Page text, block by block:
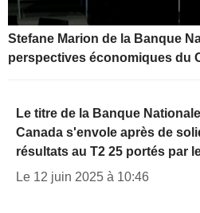
Stefane Marion de la Banque
perspectives économiques du
Le titre de la Banque
Canada s'envole après de
résultats au T2 25 portés par le
Le 12 juin 2025 à 10:46